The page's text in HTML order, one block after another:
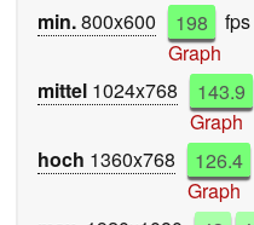
min.800x600 198
Graph
mittel 1024x768 143.9
Graph
hoch 1360x768 126.4
Graph